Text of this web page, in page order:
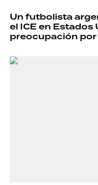
Un futbolista
el ICE en Estados
preocupación